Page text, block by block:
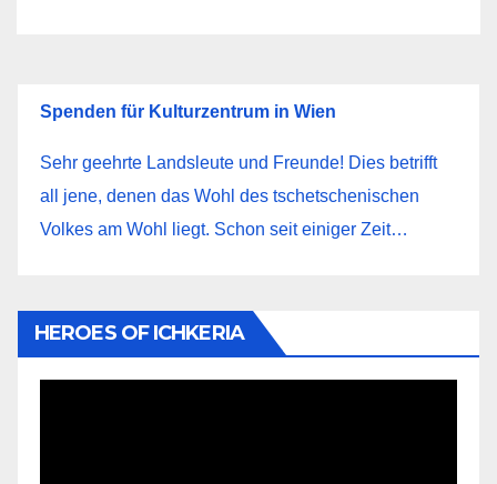
Spenden für Kulturzentrum in Wien
Sehr geehrte Landsleute und Freunde! Dies betrifft
all jene, denen das Wohl des tschetschenischen
Volkes am Wohl liegt. Schon seit einiger Zeit…
HEROES OF ICHKERIA